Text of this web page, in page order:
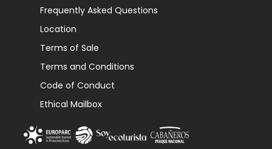
Frequently Asked Questions
Location
Terms of Sale
Terms and Conditions
Code of Conduct
Ethical Mailbox